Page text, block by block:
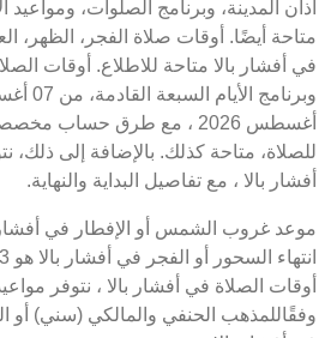
أذان المدينة، وبرنامج الصلوات، ومواعيد
متاحة أيضًا. أوقات صلاة الفجر، الظهر،
أغسطس 2026 ، مع طرق حساب
للصلاة، متاحة كذلك. بالإضافة إلى ذلك،
أفشار بالا ، مع تفاصيل البداية والنهاية.
أوقات الصلاة في أفشار بالا ، نتوفر
وفقًاللمذهب الحنفي والمالكي (سني) أو